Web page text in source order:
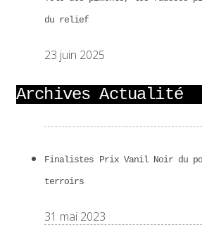
du relief
23 juin 2025
Archives Actualité
Finalistes Prix Vanil Noir du
terroirs
31 mai 2023